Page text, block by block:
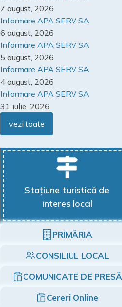
7 august, 2026
Informare APA SERV SA
6 august, 2026
Informare APA SERV SA
5 august, 2026
Informare APA SERV SA
4 august, 2026
Informare APA SERV SA
31 iulie, 2026
vezi toate
Stațiune turistică de
interes local
PRIMĂRIA
CONSILIUL LOCAL
COMUNICATE DE PRESĂ
Cereri Online